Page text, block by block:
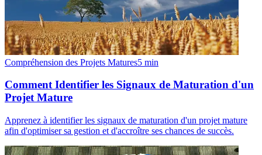
Compréhension des Projets Matures5 min
Comment Identifier les Signaux de Maturation d'un
Projet Mature
Apprenez à identifier les signaux de maturation d'un projet mature
afin d'optimiser sa gestion et d'accroître ses chances de succès.